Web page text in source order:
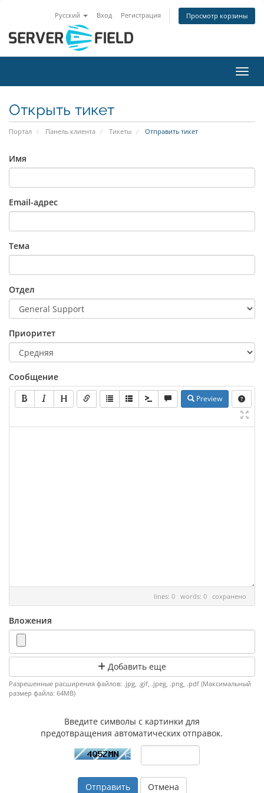
Русский Вход Регистрация Просмотр корзины
Открыть тикет
Портал Панель клиента Тикеты Отправить тикет
Имя
Email-адрес
Тема
Отдел
Приоритет
Сообщение
Preview
lines: 0 words: 0 сохранено
Вложения
Добавить еще
Разрешенные расширения файлов: .jpg, .gif, .jpeg, .png, .pdf (Максимальный
размер файла: 64MB)
Введите символы с картинки для
предотвращения автоматических отправок.
Отмена